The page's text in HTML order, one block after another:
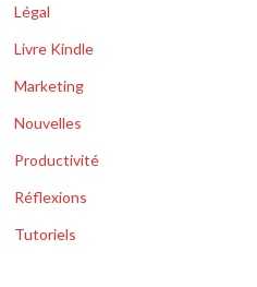
Légal
Livre Kindle
Marketing
Nouvelles
Productivité
Réflexions
Tutoriels